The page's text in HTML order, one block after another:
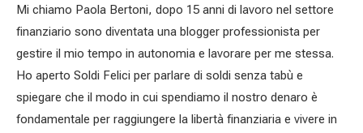
Mi chiamo Paola Bertoni, dopo 15 anni di lavoro nel settore
finanziario sono diventata una blogger professionista per
gestire il mio tempo in autonomia e lavorare per me stessa.
Ho aperto Soldi Felici per parlare di soldi senza tabù e
spiegare che il modo in cui spendiamo il nostro denaro è
fondamentale per raggiungere la libertà finanziaria e vivere in